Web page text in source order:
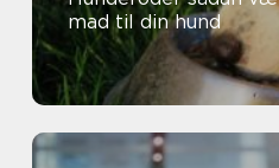
mad til din hund